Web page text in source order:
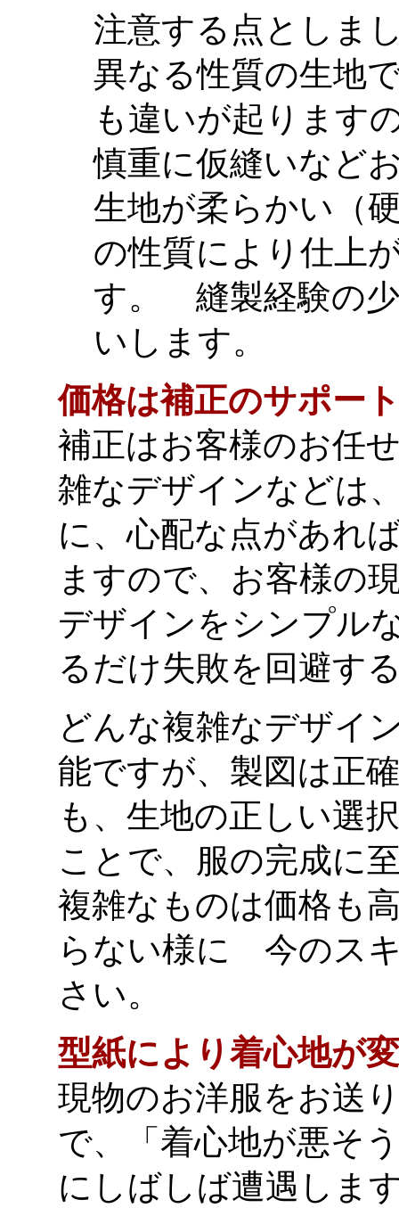
注意する点としま
異なる性質の生地
も違いが起ります
慎重に仮縫いなど
生地が柔らかい（
の性質により仕上
す。 縫製経験の
いします。
価格は補正のサポー
補正はお客様のお任
雑なデザインなどは
に、心配な点があれ
ますので、お客様の
デザインをシンプル
るだけ失敗を回避す
どんな複雑なデザイ
能ですが、製図は正
も、生地の正しい選
ことで、服の完成に
複雑なものは価格も
らない様に 今のス
さい。
型紙により着心地が
現物のお洋服をお送
で、「着心地が悪そ
にしばしば遭遇しま